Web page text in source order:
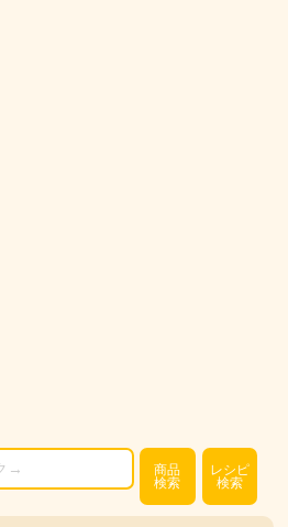
商品
検索
レシピ
検索